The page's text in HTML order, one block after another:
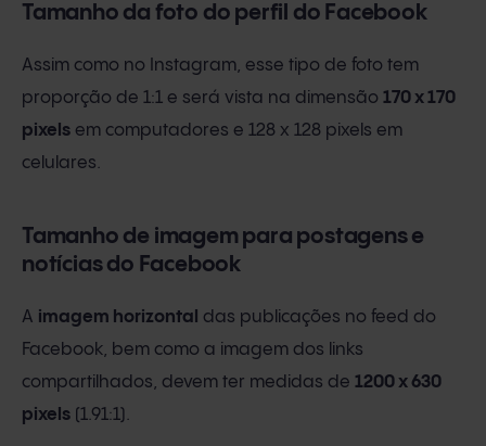
Tamanho da foto do perfil do Facebook
Assim como no Instagram, esse tipo de foto tem
proporção de 1:1 e será vista na dimensão 170 x 170
pixels em computadores e 128 x 128 pixels em
celulares.
Tamanho de imagem para postagens e
notícias do Facebook
A imagem horizontal das publicações no feed do
Facebook, bem como a imagem dos links
compartilhados, devem ter medidas de 1200 x 630
pixels (1.91:1).